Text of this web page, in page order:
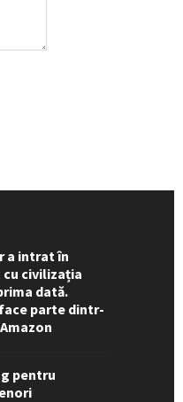
a intrat în
civilizația
dată.
parte dintr-
pentru